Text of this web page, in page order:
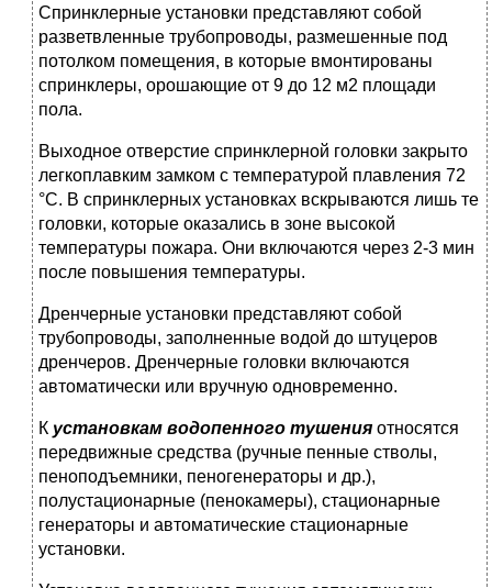
Спринклерные установки представляют собой
разветвленные трубопроводы, размешенные под
потолком помещения, в которые вмонтированы
спринклеры, орошающие от 9 до 12 м2 площади
пола.
Выходное отверстие спринклерной головки закрыто
легкоплавким замком с температурой плавления 72
°С. В спринклерных установках вскрываются лишь те
головки, которые оказались в зоне высокой
температуры пожара. Они включаются через 2-3 мин
после повышения температуры.
Дренчерные установки представляют собой
трубопроводы, заполненные водой до штуцеров
дренчеров. Дренчерные головки включаются
автоматически или вручную одновременно.
К установкам водопенного тушения относятся
передвижные средства (ручные пенные стволы,
пеноподъемники, пеногенераторы и др.),
полустационарные (пенокамеры), стационарные
генераторы и автоматические стационарные
установки.